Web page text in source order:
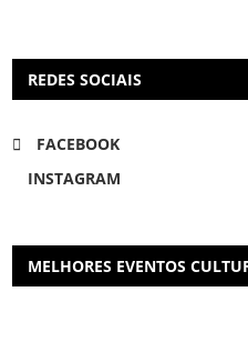
REDES SOCIAIS
FACEBOOK
INSTAGRAM
MELHORES EVENTOS